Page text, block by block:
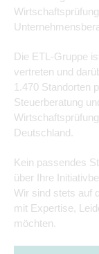
Die ETL-Gruppe
vertreten und
1.470 Standorten
Steuerberatung
Deutschland.
Kein passendes
über Ihre
Wir sind stets auf
mit Expertise,
möchten.